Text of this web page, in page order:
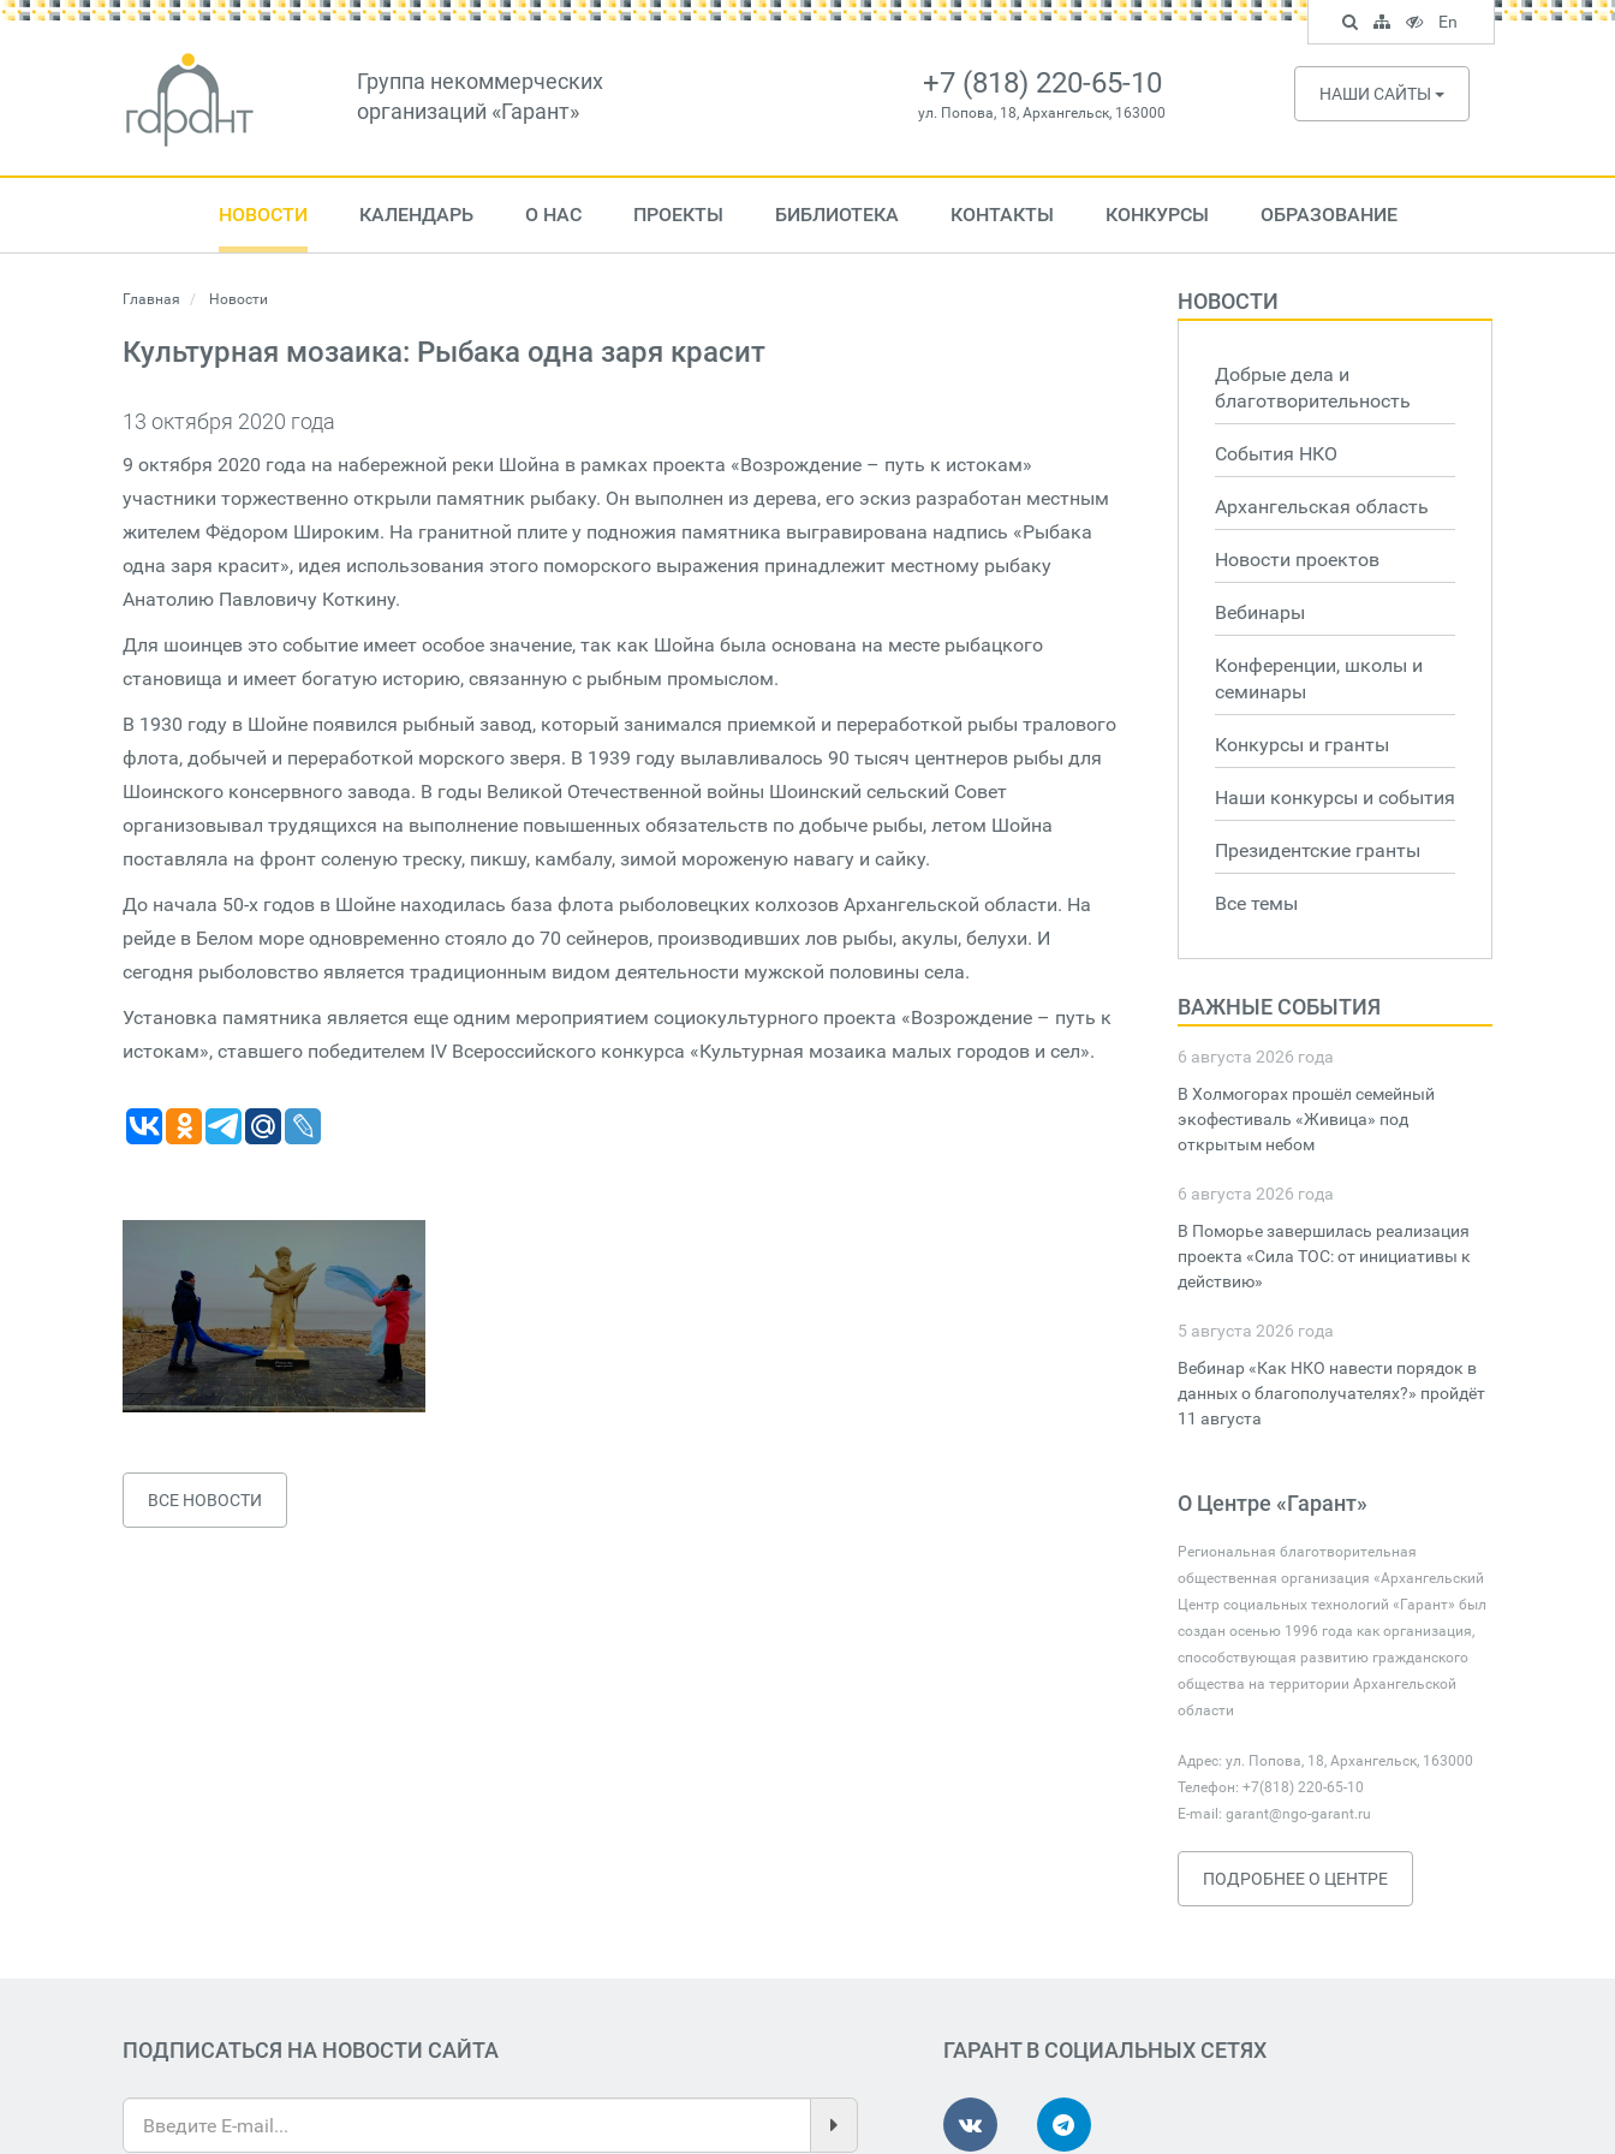
Группа некоммерческих
организаций «Гарант»
+7 (818) 220-65-10
ул. Попова, 18, Архангельск, 163000
НАШИ САЙТЫ
НОВОСТИ КАЛЕНДАРЬ О НАС ПРОЕКТЫ БИБЛИОТЕКА КОНТАКТЫ КОНКУРСЫ ОБРАЗОВАНИЕ
Главная Новости
Культурная мозаика: Рыбака одна заря красит
13 октября 2020 года
9 октября 2020 года на набережной реки Шойна в рамках проекта «Возрождение – путь к истокам»
участники торжественно открыли памятник рыбаку. Он выполнен из дерева, его эскиз разработан местным
жителем Фёдором Широким. На гранитной плите у подножия памятника выгравирована надпись «Рыбака
одна заря красит», идея использования этого поморского выражения принадлежит местному рыбаку
Анатолию Павловичу Коткину.
Для шоинцев это событие имеет особое значение, так как Шойна была основана на месте рыбацкого
становища и имеет богатую историю, связанную с рыбным промыслом.
В 1930 году в Шойне появился рыбный завод, который занимался приемкой и переработкой рыбы тралового
флота, добычей и переработкой морского зверя. В 1939 году вылавливалось 90 тысяч центнеров рыбы для
Шоинского консервного завода. В годы Великой Отечественной войны Шоинский сельский Совет
организовывал трудящихся на выполнение повышенных обязательств по добыче рыбы, летом Шойна
поставляла на фронт соленую треску, пикшу, камбалу, зимой мороженую навагу и сайку.
До начала 50-х годов в Шойне находилась база флота рыболовецких колхозов Архангельской области. На
рейде в Белом море одновременно стояло до 70 сейнеров, производивших лов рыбы, акулы, белухи. И
сегодня рыболовство является традиционным видом деятельности мужской половины села.
Установка памятника является еще одним мероприятием социокультурного проекта «Возрождение – путь к
истокам», ставшего победителем IV Всероссийского конкурса «Культурная мозаика малых городов и сел».
ВСЕ НОВОСТИ
НОВОСТИ
Добрые дела и
благотворительность
События НКО
Архангельская область
Новости проектов
Вебинары
Конференции, школы и
семинары
Конкурсы и гранты
Наши конкурсы и события
Президентские гранты
Все темы
ВАЖНЫЕ СОБЫТИЯ
6 августа 2026 года
В Холмогорах прошёл семейный
экофестиваль «Живица» под
открытым небом
6 августа 2026 года
В Поморье завершилась реализация
проекта «Сила ТОС: от инициативы к
действию»
5 августа 2026 года
Вебинар «Как НКО навести порядок в
данных о благополучателях?» пройдёт
11 августа
О Центре «Гарант»
Региональная благотворительная
общественная организация «Архангельский
Центр социальных технологий «Гарант» был
создан осенью 1996 года как организация,
способствующая развитию гражданского
общества на территории Архангельской
области
Адрес: ул. Попова, 18, Архангельск, 163000
Телефон: +7(818) 220-65-10
E-mail: garant@ngo-garant.ru
ПОДРОБНЕЕ О ЦЕНТРЕ
ПОДПИСАТЬСЯ НА НОВОСТИ САЙТА ГАРАНТ В СОЦИАЛЬНЫХ СЕТЯХ
Поиск
по
сайту
Карта
сайта
Версия
для
слабовидящих
En
English